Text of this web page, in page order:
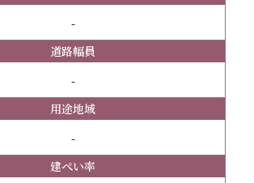
-
道路幅員
-
用途地域
-
建ぺい率